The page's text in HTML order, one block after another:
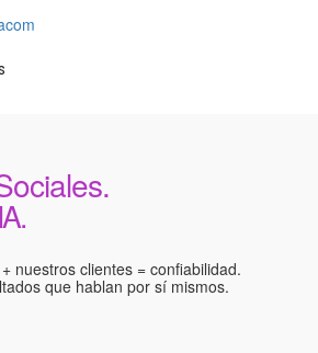
IA.
+ nuestros clientes = confiabilidad.
que hablan por sí mismos.